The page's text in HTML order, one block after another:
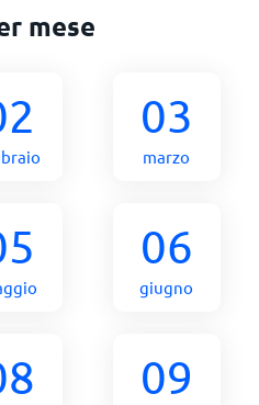
mese
03
marzo
06
giugno
09